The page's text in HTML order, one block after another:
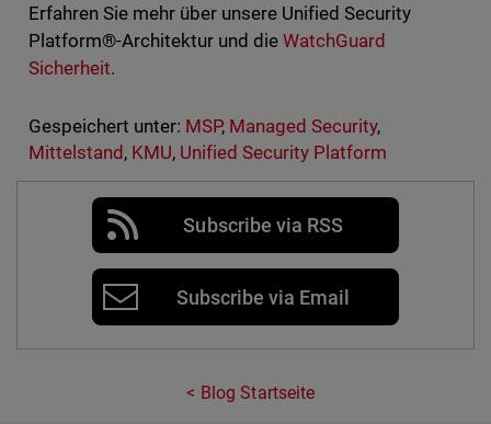
Erfahren Sie mehr über unsere Unified Security
Platform®-Architektur und die WatchGuard
Sicherheit.
Gespeichert unter: MSP, Managed Security,
Mittelstand, KMU, Unified Security Platform
Subscribe via RSS
Subscribe via Email
Blog Startseite